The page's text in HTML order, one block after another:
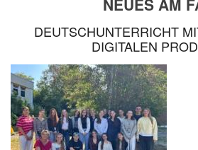
DEUTSCHUNTERRICHT
DIGITALEN